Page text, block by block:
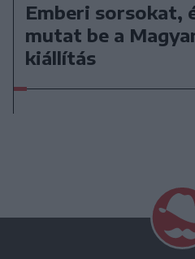
Emberi sorsokat,
mutat be a
kiállítás